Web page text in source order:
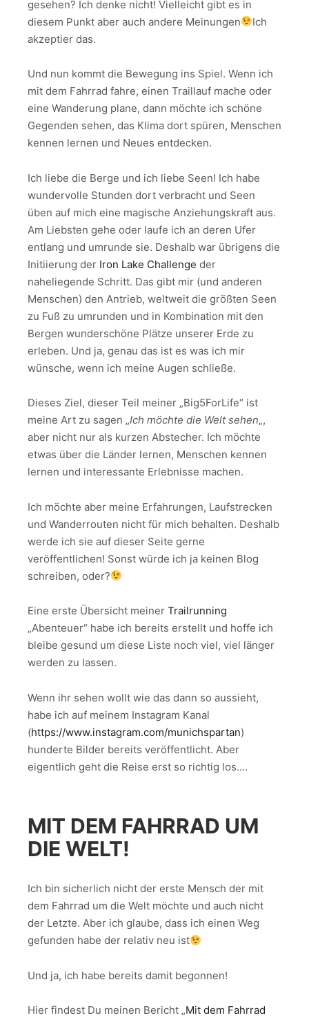
gesehen? Ich denke nicht! Vielleicht gibt es in
diesem Punkt aber auch andere Meinungen
Ich
akzeptier das.
Und nun kommt die Bewegung ins Spiel. Wenn ich
mit dem Fahrrad fahre, einen Traillauf mache oder
eine Wanderung plane, dann möchte ich schöne
Gegenden sehen, das Klima dort spüren, Menschen
kennen lernen und Neues entdecken.
Ich liebe die Berge und ich liebe Seen! Ich habe
wundervolle Stunden dort verbracht und Seen
üben auf mich eine magische Anziehungskraft aus.
Am Liebsten gehe oder laufe ich an deren Ufer
entlang und umrunde sie. Deshalb war übrigens die
Initiierung der Iron Lake Challenge der
naheliegende Schritt. Das gibt mir (und anderen
Menschen) den Antrieb, weltweit die größten Seen
zu Fuß zu umrunden und in Kombination mit den
Bergen wunderschöne Plätze unserer Erde zu
erleben. Und ja, genau das ist es was ich mir
wünsche, wenn ich meine Augen schließe.
Dieses Ziel, dieser Teil meiner „Big5ForLife“ ist
meine Art zu sagen „Ich möchte die Welt sehen„,
aber nicht nur als kurzen Abstecher. Ich möchte
etwas über die Länder lernen, Menschen kennen
lernen und interessante Erlebnisse machen.
Ich möchte aber meine Erfahrungen, Laufstrecken
und Wanderrouten nicht für mich behalten. Deshalb
werde ich sie auf dieser Seite gerne
veröffentlichen! Sonst würde ich ja keinen Blog
schreiben, oder?
Eine erste Übersicht meiner Trailrunning
„Abenteuer“ habe ich bereits erstellt und hoffe ich
bleibe gesund um diese Liste noch viel, viel länger
werden zu lassen.
Wenn ihr sehen wollt wie das dann so aussieht,
habe ich auf meinem Instagram Kanal
(https://www.instagram.com/munichspartan)
hunderte Bilder bereits veröffentlicht. Aber
eigentlich geht die Reise erst so richtig los….
MIT DEM FAHRRAD UM
DIE WELT!
Ich bin sicherlich nicht der erste Mensch der mit
dem Fahrrad um die Welt möchte und auch nicht
der Letzte. Aber ich glaube, dass ich einen Weg
gefunden habe der relativ neu ist
Und ja, ich habe bereits damit begonnen!
Hier findest Du meinen Bericht „Mit dem Fahrrad